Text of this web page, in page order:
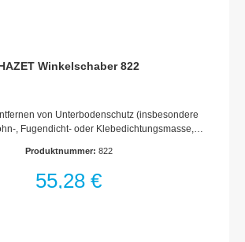
Winkelschaber 822
von Unterbodenschutz (insbesondere
, Fugendicht- oder Klebedichtungsmasse,
Halter mit Klinge 822-01
von Dichtungsrückständen z.B.
von Kabelschächten in Yton-
Produktnummer: 822
55,28 €